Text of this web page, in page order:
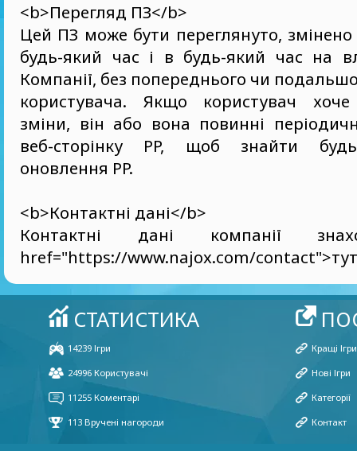
<b>Перегляд ПЗ</b>
Цей ПЗ може бути переглянуто,
будь-який час і в будь-який час на
Компанії, без попереднього чи
користувача. Якщо користувач хоче
зміни, він або вона повинні
веб-сторінку PP, щоб знайти
оновлення PP.
<b>Контактні дані</b>
Контактні дані компанії
href="https://www.najox.com/